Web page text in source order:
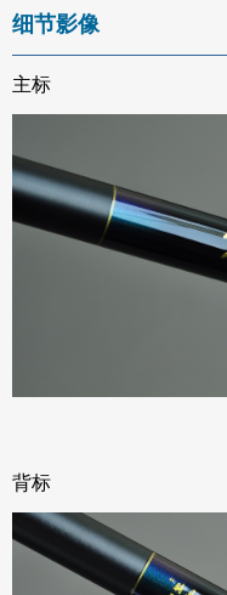
细节影像
主标
背标